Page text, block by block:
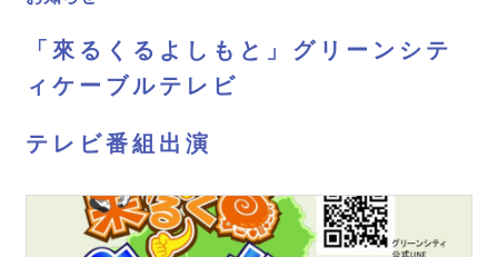
「來るくるよしもと」グリーンシテ
ィケーブルテレビ
テレビ番組出演